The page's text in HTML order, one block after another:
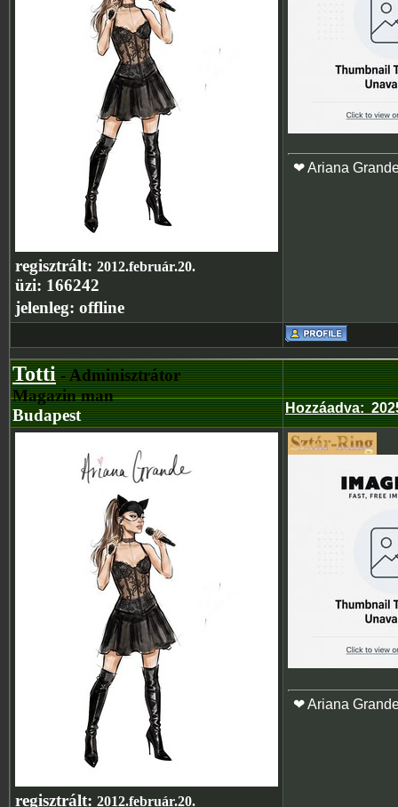
regisztrált: 2012.február.20.
üzi: 166242
jelenleg: offline
❤ Ariana
Totti- Adminisztrátor
Magazin man
Budapest
Hozzáadva:
regisztrált: 2012.február.20.
❤ Ariana